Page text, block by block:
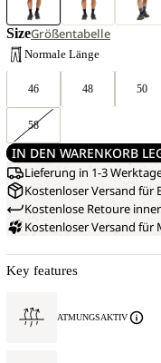
SizeGrößentabelle
Normale Länge
46 48 50
58
IN DEN WARENKORB
Lieferung in 1-3
Kostenloser Versand für
Kostenlose Retoure
Kostenloser Versand für
Key features
ATMUNGSAKTIV